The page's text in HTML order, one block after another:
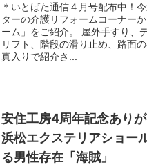
＊いとばた通信４月号配布中！
ターの介護リフォームコーナー
ーム」をご紹介。 屋外手すり、
リフト、階段の滑り止め、路面
真入りで紹介さ...
安住工房4周年記念あり
浜松エクステリアショー
る男性存在「海賊」